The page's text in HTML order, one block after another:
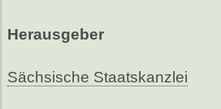
Herausgeber
Sächsische Staatskanzlei